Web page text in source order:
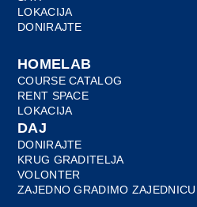
LOKACIJA
DONIRAJTE
HOMELAB
COURSE CATALOG
RENT SPACE
LOKACIJA
DAJ
DONIRAJTE
KRUG GRADITELJA
VOLONTER
ZAJEDNO GRADIMO ZAJEDNICU